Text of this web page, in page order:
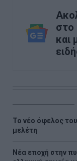
στο
και
Το νέο όφελος
μελέτη
Νέα εποχή στην